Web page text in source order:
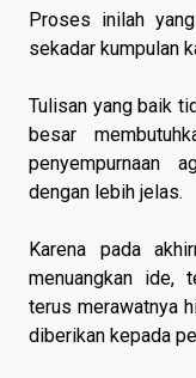
Proses inilah
sekadar kumpulan
Tulisan yang baik
besar
penyempurnaan
dengan lebih jelas.
Karena pada
menuangkan ide,
terus merawatnya
diberikan kepada